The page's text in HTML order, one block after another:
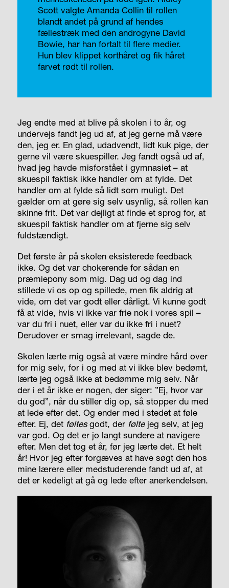
Scott valgte Amanda Collin til rollen
blandt andet på grund af hendes
fællestræk med den androgyne David
Bowie, har han fortalt til flere medier.
Hun blev klippet korthåret og fik håret
farvet rødt til rollen.
Jeg endte med at blive på skolen i to år, og
undervejs fandt jeg ud af, at jeg gerne må være
den, jeg er. En glad, udadvendt, lidt kuk pige, der
gerne vil være skuespiller. Jeg fandt også ud af,
hvad jeg havde misforstået i gymnasiet – at
skuespil faktisk ikke handler om at fylde. Det
handler om at fylde så lidt som muligt. Det
gælder om at gøre sig selv usynlig, så rollen kan
skinne frit. Det var dejligt at finde et sprog for, at
skuespil faktisk handler om at fjerne sig selv
fuldstændigt.
Det første år på skolen eksisterede feedback
ikke. Og det var chokerende for sådan en
præmiepony som mig. Dag ud og dag ind
stillede vi os op og spillede, men fik aldrig at
vide, om det var godt eller dårligt. Vi kunne godt
få at vide, hvis vi ikke var frie nok i vores spil –
var du fri i nuet, eller var du ikke fri i nuet?
Derudover er smag irrelevant, sagde de.
Skolen lærte mig også at være mindre hård over
for mig selv, for i og med at vi ikke blev bedømt,
lærte jeg også ikke at bedømme mig selv. Når
der i et år ikke er nogen, der siger: ”Ej, hvor var
du god”, når du stiller dig op, så stopper du med
at lede efter det. Og ender med i stedet at føle
efter. Ej, det føltesgodt, der føltejeg selv, at jeg
var god. Og det er jo langt sundere at navigere
efter. Men det tog et år, før jeg lærte det. Et helt
år! Hvor jeg efter forgæves at have søgt den hos
mine lærere eller medstuderende fandt ud af, at
det er kedeligt at gå og lede efter anerkendelsen.